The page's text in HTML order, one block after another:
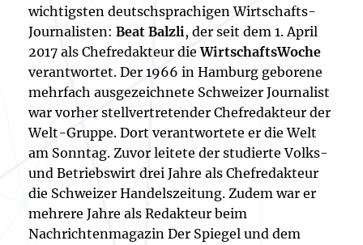
wichtigsten deutschsprachigen Wirtschafts-
Journalisten: Beat Balzli, der seit dem 1. April
2017 als Chefredakteur dieWirtschaftsWoche
verantwortet. Der 1966 in Hamburg geborene
mehrfach ausgezeichnete Schweizer Journalist
war vorher stellvertretender Chefredakteur der
Welt-Gruppe. Dort verantwortete er die Welt
am Sonntag. Zuvor leitete der studierte Volks-
und Betriebswirt drei Jahre als Chefredakteur
die Schweizer Handelszeitung. Zudem war er
mehrere Jahre als Redakteur beim
Nachrichtenmagazin Der Spiegel und dem